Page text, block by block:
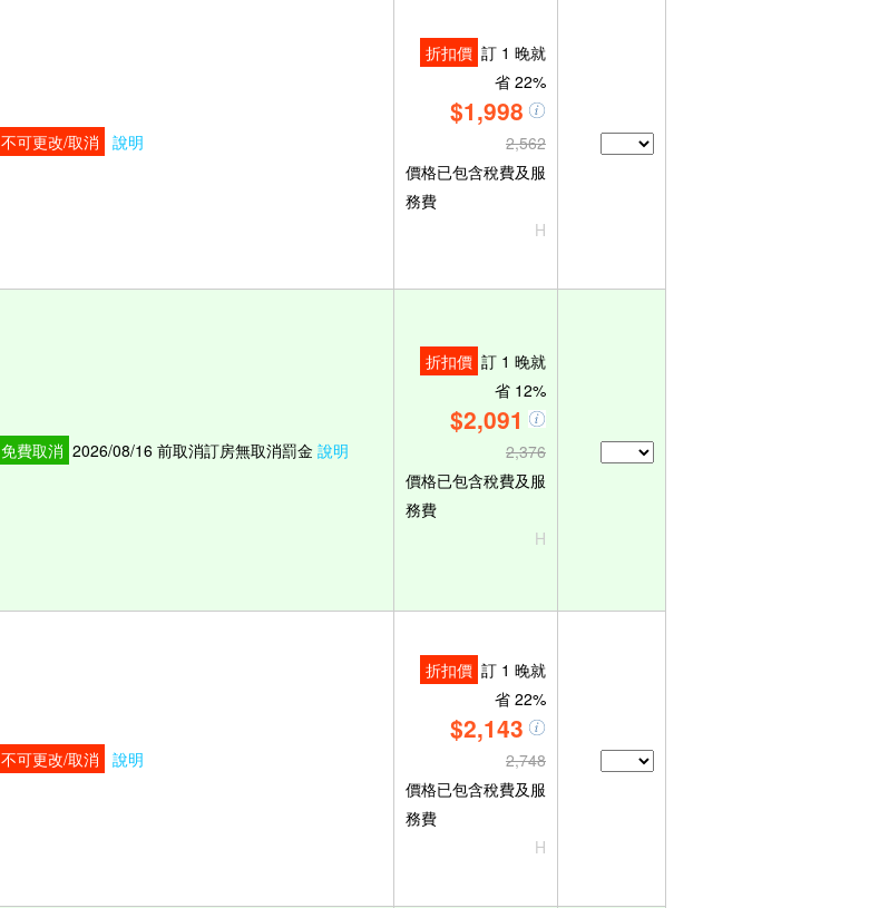
不可更改/取消 說明
折扣價 訂 1 晚就
省 22%
$1,998
2,562
價格已包含稅費及服
務費
H
免費取消 2026/08/16 前取消訂房無取消罰金 說明
折扣價 訂 1 晚就
省 12%
$2,091
2,376
價格已包含稅費及服
務費
H
不可更改/取消 說明
折扣價 訂 1 晚就
省 22%
$2,143
2,748
價格已包含稅費及服
務費
H